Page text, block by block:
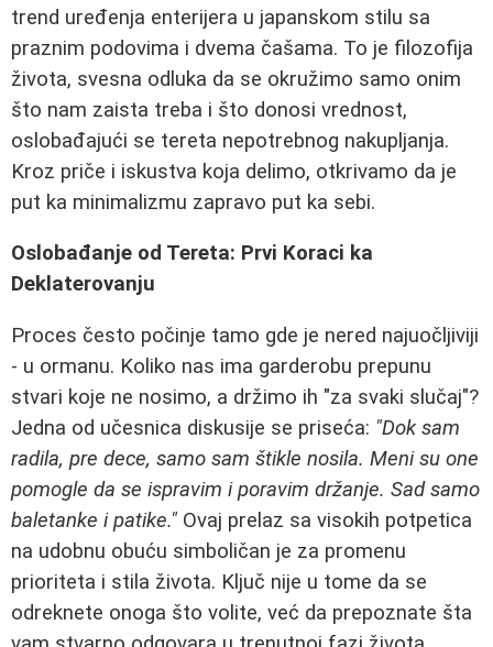
trend uređenja enterijera u japanskom stilu sa
praznim podovima i dvema čašama. To je filozofija
života, svesna odluka da se okružimo samo onim
što nam zaista treba i što donosi vrednost,
oslobađajući se tereta nepotrebnog nakupljanja.
Kroz priče i iskustva koja delimo, otkrivamo da je
put ka minimalizmu zapravo put ka sebi.
Oslobađanje od Tereta: Prvi Koraci ka
Deklaterovanju
Proces često počinje tamo gde je nered najuočljiviji
- u ormanu. Koliko nas ima garderobu prepunu
stvari koje ne nosimo, a držimo ih "za svaki slučaj"?
Jedna od učesnica diskusije se priseća: "Dok sam
radila, pre dece, samo sam štikle nosila. Meni su one
pomogle da se ispravim i poravim držanje. Sad samo
baletanke i patike." Ovaj prelaz sa visokih potpetica
na udobnu obuću simboličan je za promenu
prioriteta i stila života. Ključ nije u tome da se
odreknete onoga što volite, već da prepoznate šta